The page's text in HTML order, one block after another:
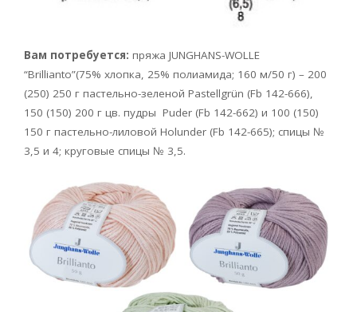
Вам потребуется: пряжа JUNGHANS-WOLLE
“Brillianto”(75% хлопка, 25% полиамида; 160 м/50 г) – 200
(250) 250 г пастельно-зеленой Pastellgrün (Fb 142-666),
150 (150) 200 г цв. пудры Puder (Fb 142-662) и 100 (150)
150 г пастельно-лиловой Holunder (Fb 142-665); спицы №
3,5 и 4; круговые спицы № 3,5.